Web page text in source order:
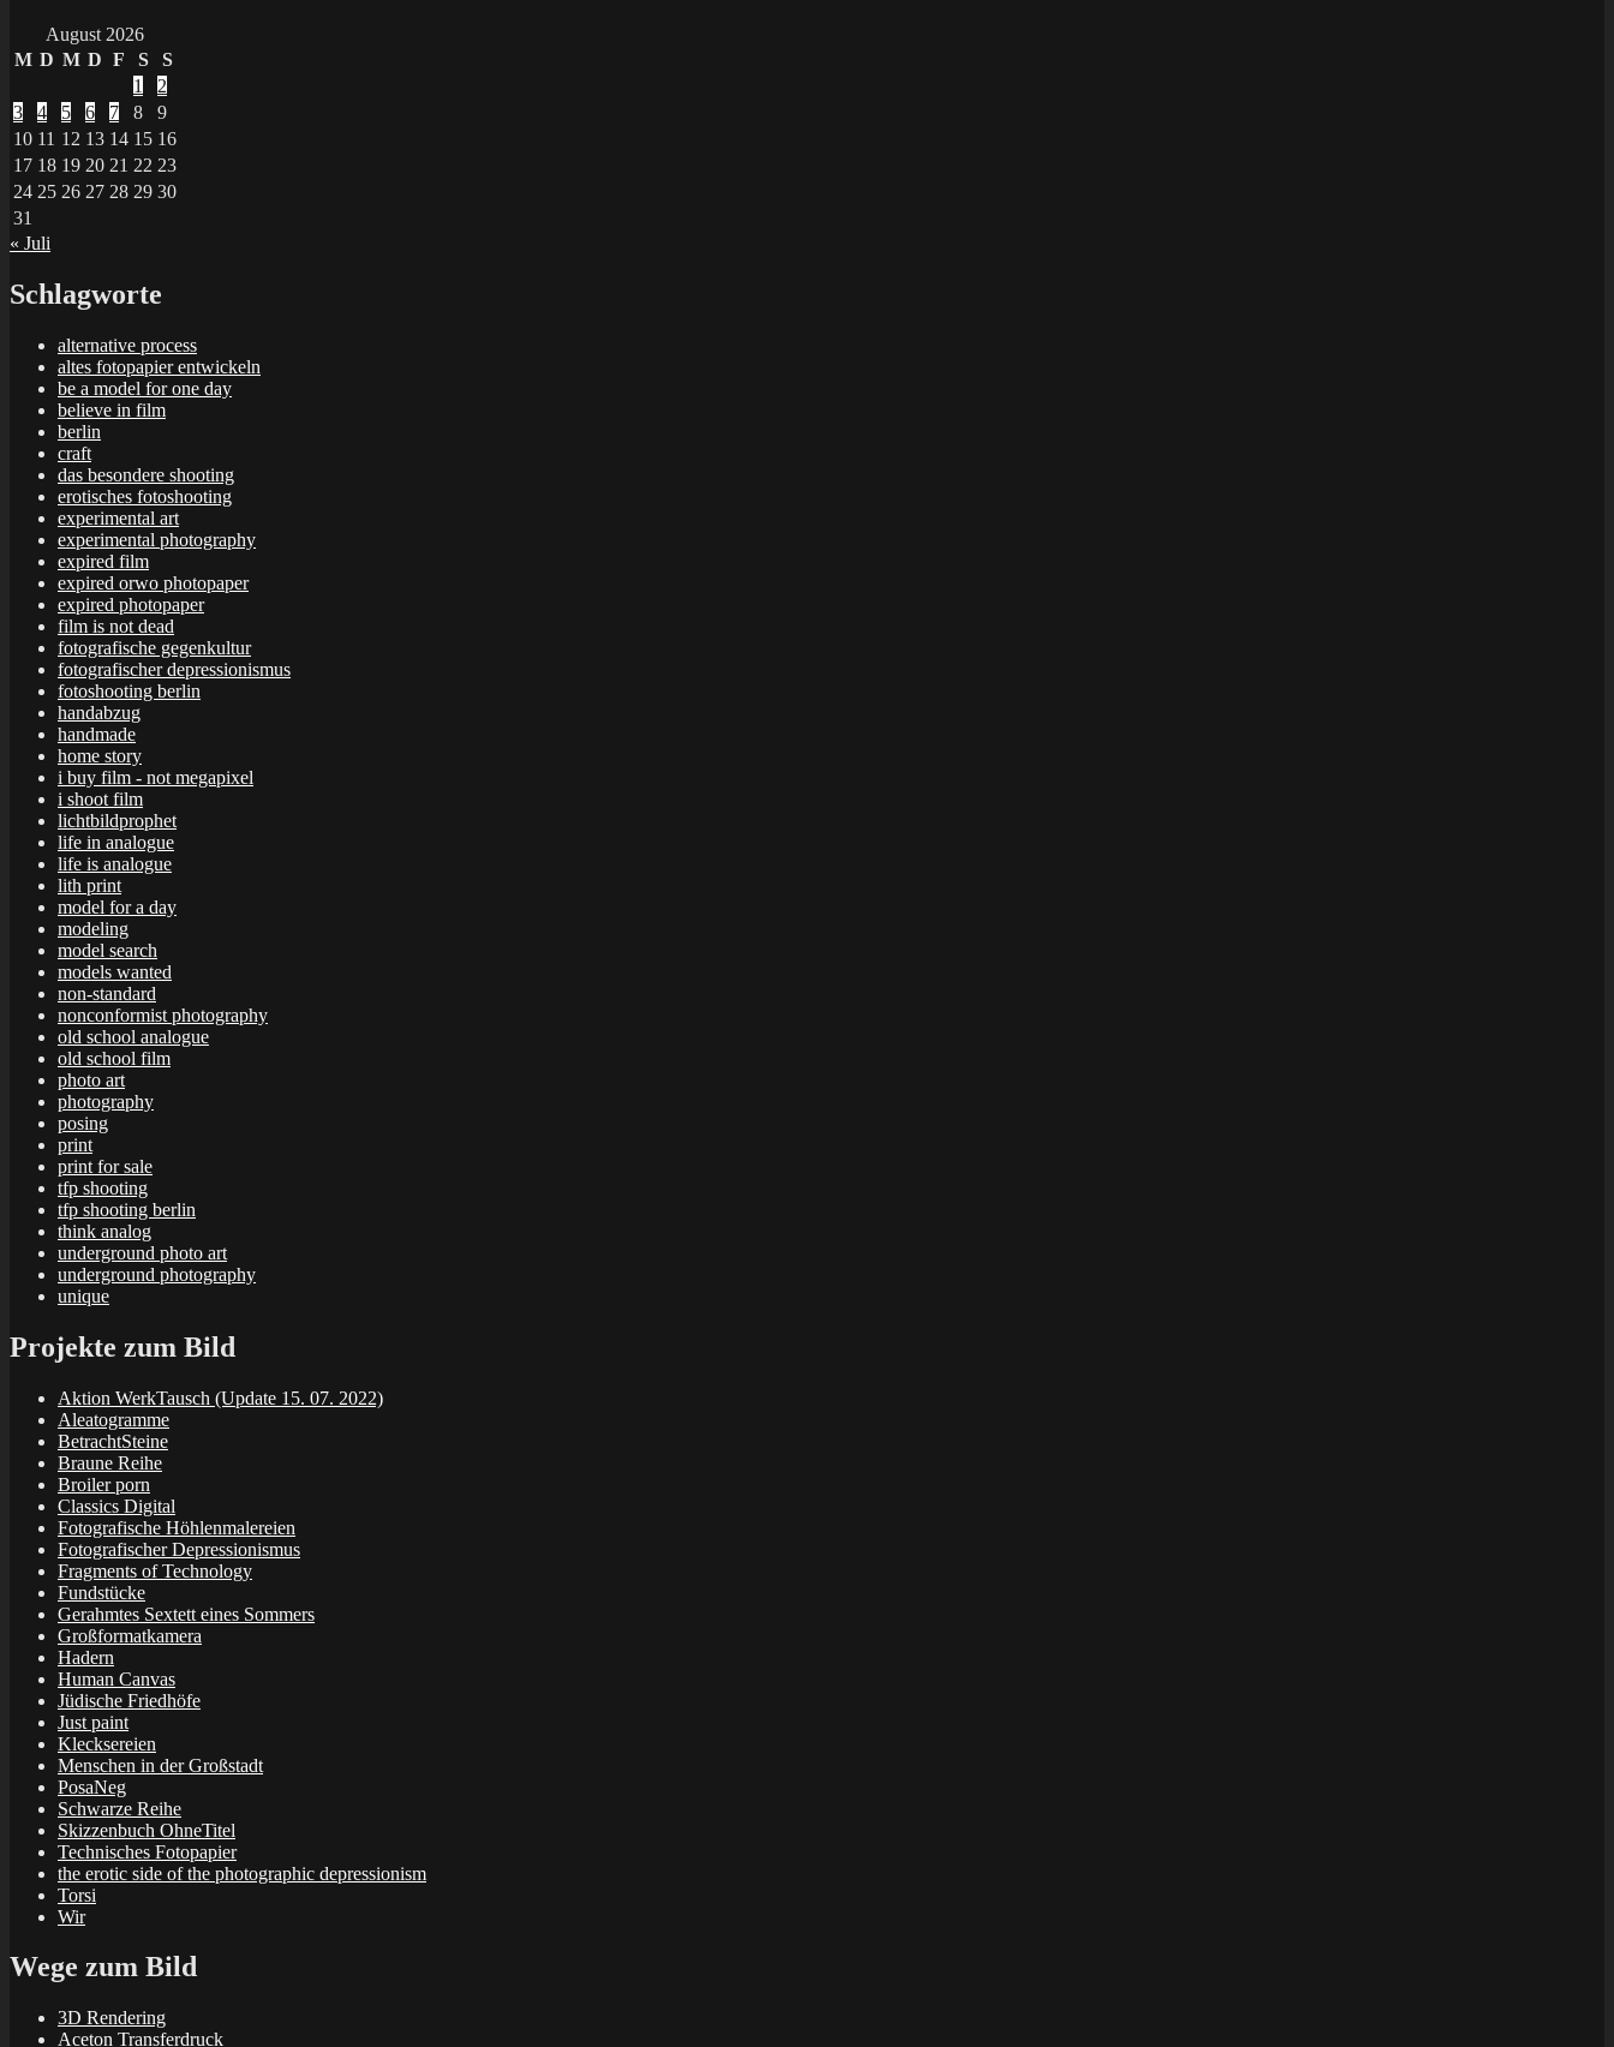
August 2026
M D M D F S
S
1
2
3
4 5 6 7 8
9
10 11 12 13 14 15 16
17 18 19 20 21 22 23
24 25 26 27 28 29 30
31
« Juli
Schlagworte
alternative process
altes fotopapier entwickeln
be a model for one day
believe in film
berlin
craft
das besondere shooting
erotisches fotoshooting
experimental art
experimental photography
expired film
expired orwo photopaper
expired photopaper
film is not dead
fotografische gegenkultur
fotografischer depressionismus
fotoshooting berlin
handabzug
handmade
home story
i buy film - not megapixel
i shoot film
lichtbildprophet
life in analogue
life is analogue
lith print
model for a day
modeling
model search
models wanted
non-standard
nonconformist photography
old school analogue
old school film
photo art
photography
posing
print
print for sale
tfp shooting
tfp shooting berlin
think analog
underground photo art
underground photography
unique
Projekte zum Bild
Aktion WerkTausch (Update 15. 07. 2022)
Aleatogramme
BetrachtSteine
Braune Reihe
Broiler porn
Classics Digital
Fotografische Höhlenmalereien
Fotografischer Depressionismus
Fragments of Technology
Fundstücke
Gerahmtes Sextett eines Sommers
Großformatkamera
Hadern
Human Canvas
Jüdische Friedhöfe
Just paint
Klecksereien
Menschen in der Großstadt
PosaNeg
Schwarze Reihe
Skizzenbuch OhneTitel
Technisches Fotopapier
the erotic side of the photographic depressionism
Torsi
Wir
Wege zum Bild
3D Rendering
Aceton Transferdruck